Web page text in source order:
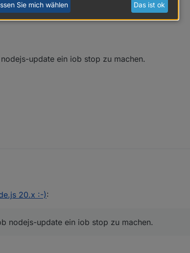
" leider nur:
update ein iob stop zu machen.
20.x :-):
nodejs-update ein iob stop zu machen.
Sie mich wählen Das ist ok